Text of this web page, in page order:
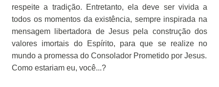
respeite a tradição. Entretanto, ela deve ser vivida a
todos os momentos da existência, sempre inspirada na
mensagem libertadora de Jesus pela construção dos
valores imortais do Espírito, para que se realize no
mundo a promessa do Consolador Prometido por Jesus.
Como estariam eu, você...?